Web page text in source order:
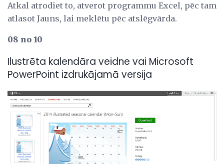
Atkal atrodiet to, atverot programmu Excel, pēc tam
atlasot Jauns, lai meklētu pēc atslēgvārda.
08 no 10
Ilustrēta kalendāra veidne vai Microsoft
PowerPoint izdrukājamā versija